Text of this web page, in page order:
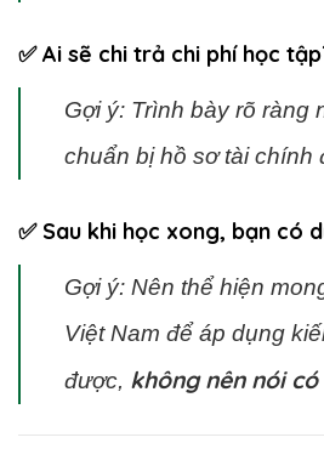
✅ Ai sẽ chi trả chi phí học
Gợi ý: Trình bày rõ ràng
chuẩn bị hồ sơ tài chính
✅ Sau khi học xong, bạn có
Gợi ý: Nên thể hiện
Việt Nam để áp dụng
được, không nên nói